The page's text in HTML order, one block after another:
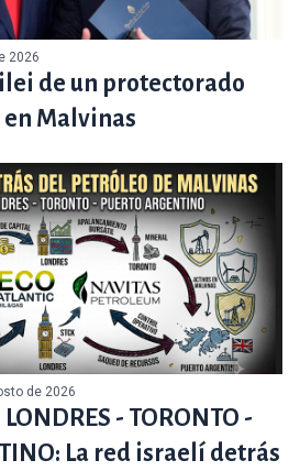
2026
de un protectorado
Malvinas
de 2026
LONDRES - TORONTO -
La red israelí detrás